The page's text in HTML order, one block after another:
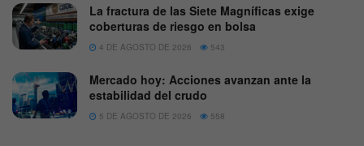
La fractura de las Siete Magníficas exige
coberturas de riesgo en bolsa
4 DE AGOSTO DE 2026 543
Mercado hoy: Acciones avanzan ante la
estabilidad del crudo
5 DE AGOSTO DE 2026 558